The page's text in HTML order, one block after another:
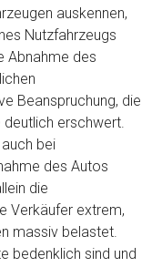
auskennen,
Nutzfahrzeugs
Abnahme des
Beanspruchung, die
erschwert.
bei
des Autos
die
Verkäufer extrem,
massiv belastet.
bedenklich sind und